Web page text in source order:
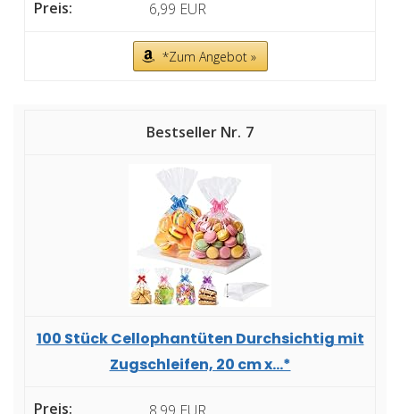
6,99 EUR
*Zum Angebot »
7
100 Stück Cellophantüten Durchsichtig mit
Zugschleifen, 20 cm x...*
8,99 EUR